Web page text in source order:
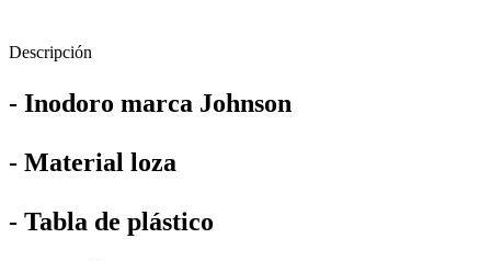
Descripción
- Inodoro marca Johnson
- Material loza
- Tabla de plástico